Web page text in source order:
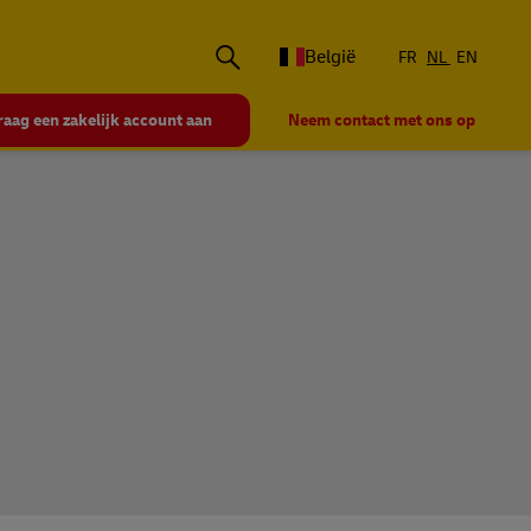
België
FR NL EN
een zakelijk account aan Neem contact met ons op